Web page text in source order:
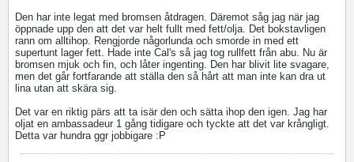
Den har inte legat med bromsen åtdragen. Däremot såg jag när jag
öppnade upp den att det var helt fullt med fett/olja. Det bokstavligen
rann om alltihop. Rengjorde någorlunda och smorde in med ett
supertunt lager fett. Hade inte Cal's så jag tog rullfett från abu. Nu är
bromsen mjuk och fin, och låter ingenting. Den har blivit lite svagare,
men det går fortfarande att ställa den så hårt att man inte kan dra ut
lina utan att skära sig.
Det var en riktig pärs att ta isär den och sätta ihop den igen. Jag har
oljat en ambassadeur 1 gång tidigare och tyckte att det var krångligt.
Detta var hundra ggr jobbigare :P